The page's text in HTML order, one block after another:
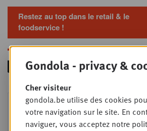
Restez au top dans le retail & le
foodservice !
MER
9
SEPT
Foodservice - Joint
business planning
Intro to Negotiation: Succes
Gondola - privacy &
Cher visiteur
gondola.be utilise des cookies
votre navigation sur le site. En
naviguer, vous acceptez notre